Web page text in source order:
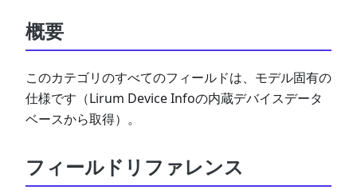
概要
このカテゴリのすべてのフィールドは、モデル固有の
仕様です（Lirum Device Infoの内蔵デバイスデータ
ベースから取得）。
フィールドリファレンス